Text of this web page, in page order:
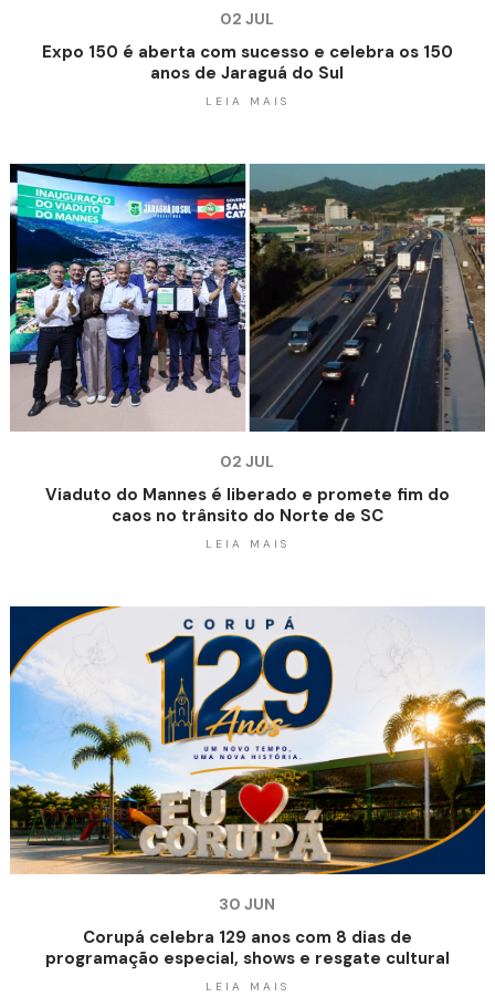
02 JUL
Expo 150 é aberta com sucesso e celebra os 150
anos de Jaraguá do Sul
LEIA MAIS
02 JUL
Viaduto do Mannes é liberado e promete fim do
caos no trânsito do Norte de SC
LEIA MAIS
30 JUN
Corupá celebra 129 anos com 8 dias de
programação especial, shows e resgate cultural
LEIA MAIS